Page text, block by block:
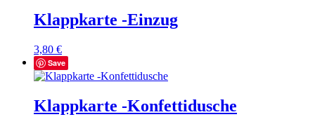
Klappkarte -Einzug
3,80 €
Save
Klappkarte -Konfettidusche